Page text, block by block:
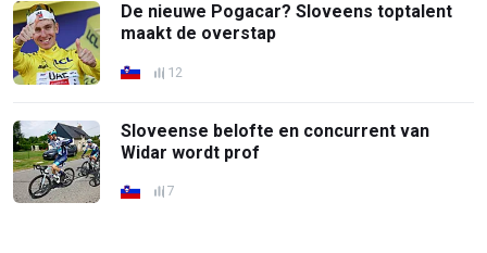
De nieuwe Pogacar? Sloveens toptalent
maakt de overstap
12
Sloveense belofte en concurrent van
Widar wordt prof
7